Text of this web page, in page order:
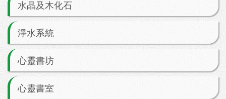
水晶及木化石
淨水系統
心靈書坊
心靈書室